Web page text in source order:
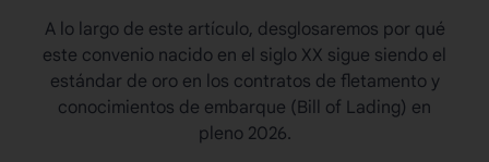
A lo largo de este artículo, desglosaremos por qué
este convenio nacido en el siglo XX sigue siendo el
estándar de oro en los contratos de fletamento y
conocimientos de embarque (Bill of Lading) en
pleno 2026.